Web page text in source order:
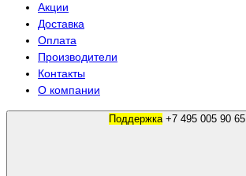
Акции
Доставка
Оплата
Производители
Контакты
О компании
Поддержка +7 495 005 90 65